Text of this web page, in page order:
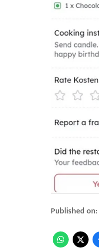
Published on: